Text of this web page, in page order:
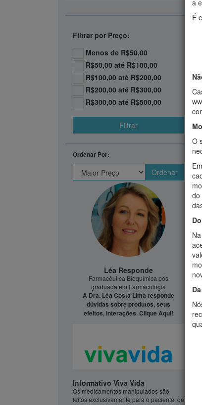
a
É
O
do
Filtrar por Preço:
Menos de R$50,00
R$50,00 até R$100,00
R$100,00 até R$200,00
R$200,00 até R$300,00
R$300,00 até R$500,00
Filtrar
Ordenar Por:
Léa Responde
Farmacêutica Bioquímica pós
graduada em Farmacologia
A Dra. Léa Costa Lima responde
dúvidas sobre produtos, seus
efeitos, interações. Clique Aqui!
Informativo Viva Vida
Os medicamentos manipulados são
feitos exclusivamente para o paciente, de